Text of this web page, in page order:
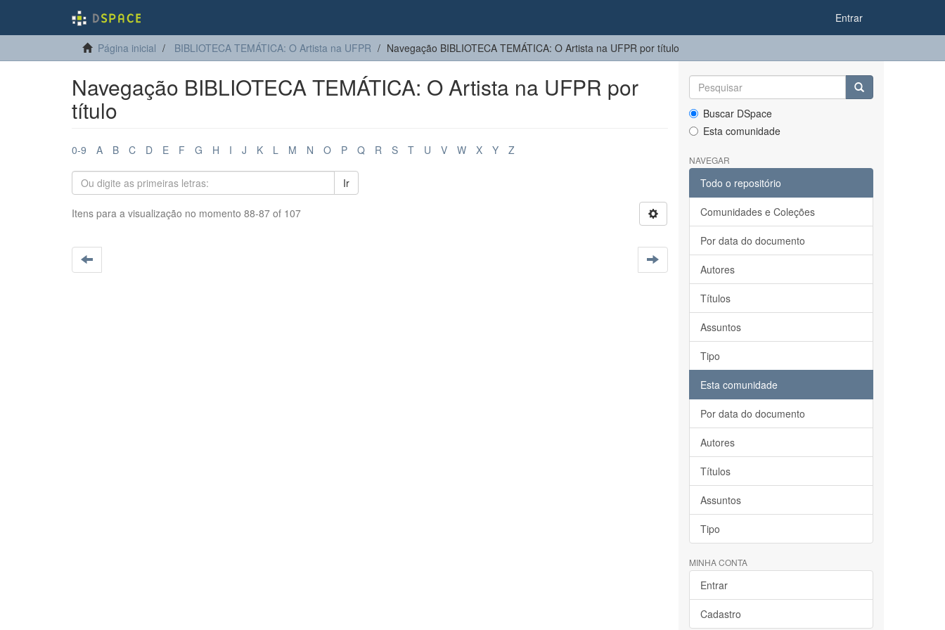
Entrar
Página inicial BIBLIOTECA TEMÁTICA: O Artista na UFPR Navegação BIBLIOTECA TEMÁTICA: O Artista na UFPR por título
Navegação BIBLIOTECA TEMÁTICA: O Artista na UFPR por
título
0-9 A B C D E F G H I J K L M N O P Q R S T U V W X Y Z
Ir
Itens para a visualização no momento 88-87 of 107
Buscar DSpace
Esta comunidade
NAVEGAR
Todo o repositório
Comunidades e Coleções
Por data do documento
Autores
Títulos
Assuntos
Tipo
Esta comunidade
Por data do documento
Autores
Títulos
Assuntos
Tipo
MINHA CONTA
Entrar
Cadastro